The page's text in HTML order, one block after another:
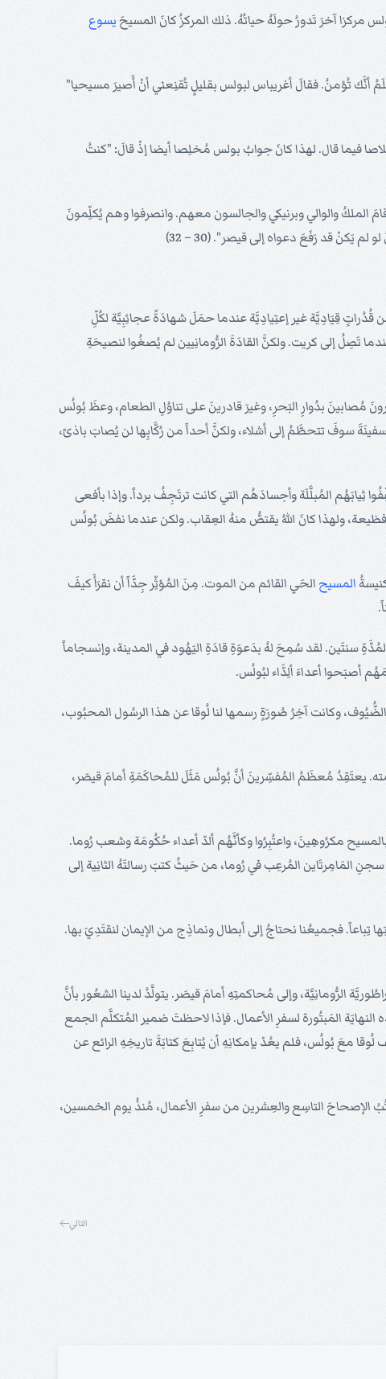
آخرَ تَدورُ حولَهُ حياتُهُ. ذلك المركزُ كانَ المسيحَ يسوع
أنَّك تُؤمنُ. فقالَ أغريباس لبولس بقليلٍ تُقنِعني أنْ أَصيرَ مسيحيا"
فيما قال. لهذا كانَ جوابُ بولس مُخلِصا أيضا إذْ قالَ: "كنتُ
الملكُ والوالي وبرنيكي والجالسون معهم. وانصرفوا وهم يُكلِّمونَ
قد رَفَعَ دعواه إلى قيصر". (30 – 32)
بهِ، هُوَ سردُ لُوقا لرَحلَةِ بُولُس في البَحرِ إلى رُوما (أعمال 27). لقد برهَنَ بُولُس عن قُدُراتٍ قِيَادِيَّة غير إعتِيادِيَّة عندما حمَلَ شهادَةً عجائِبِيَّة لكُلِّ
تَصِلُ إلى كريت. ولكنَّ القادَةَ الرُّومانِيين لم يُصغُوا لنصيحَةِ
مُصابينَ بدُوارِ البَحرِ، وغيرَ قادرينَ على تناوُلِ الطعام، وعظَ بُولُس
بالرُّغمِ من أنَّ السفينَةَ سوفَ تتحطَّمُ إلى أشلاء، ولكنَّ أحداً من رُكَّابِها لن يُصابَ باذىً،
ثِيابَهُم المُبلَّلَة وأجسادَهُم التي كانت ترتَجِفُ برداً. وإذا بأفعى
ولهذا كانَ اللهُ يقتصُّ منهُ العِقاب. ولكن عندما نفضَ بُولُس
المسيحالحَي القائم من الموت. مِنَ المُؤثِّر جِدَّاً أن نقرَأَ كيفَ
سنتَين. لقد سُمِحَ لهُ بدَعوَةِ قادَةِ اليَهُود في المدينة، وإنسجاماً
أصبَحوا أعداءَ ألِدَّاء لبُولُس.
وكانت آخِرُ صُورَةٍ رسمها لنا لُوقا عن هذا الرسُول المحبُوب،
يعتَقِدُ مُعظَمُ المُفسِّرينَ أنَّ بُولُس مَثَلَ للمُحاكَمَةِ أمامَ قيصَر،
مكرُوهِينَ، واعتُبِرُوا وكأنَّهُم ألدّ أعداء حُكُومَة وشعب رُوما.
المُرعِب في رُوما، من حَيثُ كتبَ رسالتَهُ الثانِية إلى
تِباعاً. فجميعُنا نحتاجُ إلى أبطال ونماذِج من الإيمان لنقتَدِيَ بها.
الرُّومانِيَّة، وإلى مُحاكمتِهِ أمامَ قيصَر. يتولَّدُ لدينا الشعُور بأنَّ
المَبتُورة لسفرِ الأعمال. فإذا لاحظتَ ضمير المُتكلَّم الجمع
معَ بُولُس، فلم يعُدْ بإمكانِهِ أن يُتابِعَ كتابَةَ تاريخِهِ الرائع عن
نكتُبُ الإصحاحَ التاسِع والعِشرين من سفرِ الأعمال، مُنذُ يوم الخمسين،
التالي